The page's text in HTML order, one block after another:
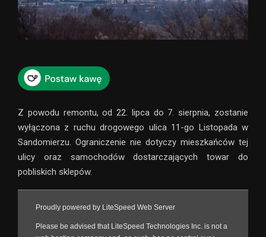
Z powodu remontu, od 22. lipca do 7. sierpnia, zostanie
wyłączona z ruchu drogowego ulica 11-go Listopada w
Sandomierzu. Ograniczenie nie dotyczy mieszkańców tej
ulicy oraz samochodów dostarczających towar do
pobliskich sklepów.